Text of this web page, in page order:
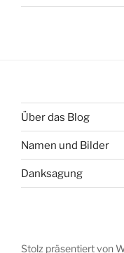
Über das Blog
Namen und Bilder
Danksagung
Stolz präsentiert von